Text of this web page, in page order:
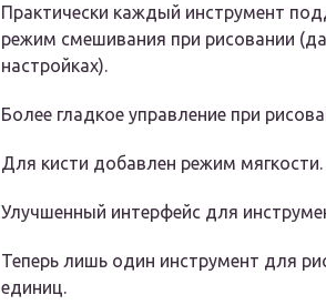
Практически каждый инструмент
режим смешивания при рисовании
настройках).
Более гладкое управление при
Для кисти добавлен режим мягкости.
Улучшенный интерфейс для
Теперь лишь один инструмент для
единиц.